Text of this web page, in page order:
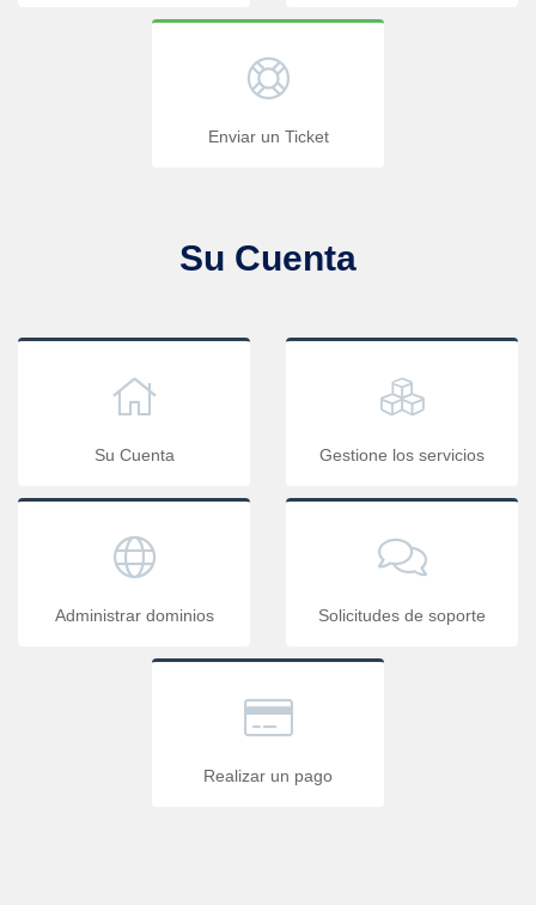
Enviar un Ticket
Su Cuenta
Su Cuenta Gestione los servicios
Administrar dominios Solicitudes de soporte
Realizar un pago